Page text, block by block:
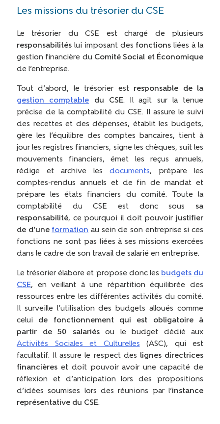
Les missions du trésorier du CSE
Le trésorier du CSE est chargé de plusieurs
responsabilités lui imposant des fonctions liées à la
gestion financière du Comité Social et Économique
de l’entreprise.
Tout d’abord, le trésorier est responsable
de la
gestion comptable du CSE. Il agit sur la tenue
précise de la comptabilité du CSE. Il assure le suivi
des recettes et des dépenses, établit les budgets,
gère les l’équilibre des comptes bancaires, tient à
jour les registres financiers, signe les chèques, suit les
mouvements financiers, émet les reçus annuels,
rédige et archive les documents, prépare les
comptes-rendus annuels et de fin de mandat et
prépare les états financiers du comité. Toute la
comptabilité du CSE est donc sous sa
responsabilité, ce pourquoi il doit pouvoir justifier
de d’une formation au sein de son entreprise si ces
fonctions ne sont pas liées à ses missions exercées
dans le cadre de son travail de salarié en entreprise.
Le trésorier élabore et propose donc les budgets du
CSE, en veillant à une répartition équilibrée des
ressources entre les différentes activités du comité.
Il surveille l’utilisation des budgets alloués comme
celui de fonctionnement qui est obligatoire à
partir de 50 salariésou le budget dédié aux
Activités Sociales et Culturelles (ASC), qui est
facultatif. Il assure le respect des lignes directrices
financières et doit pouvoir avoir une capacité de
réflexion et d’anticipation lors des propositions
d’idées soumises lors des réunions par l’instance
représentative du CSE.